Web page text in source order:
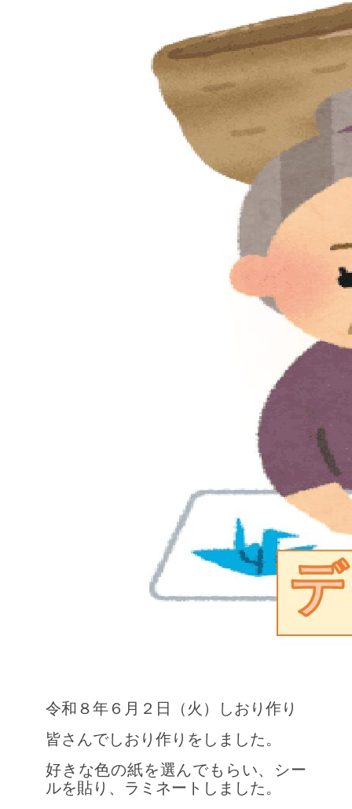
令和８年６月２日（火）しおり作り
皆さんでしおり作りをしました。
好きな色の紙を選んでもらい、シー
ルを貼り、ラミネートしました。